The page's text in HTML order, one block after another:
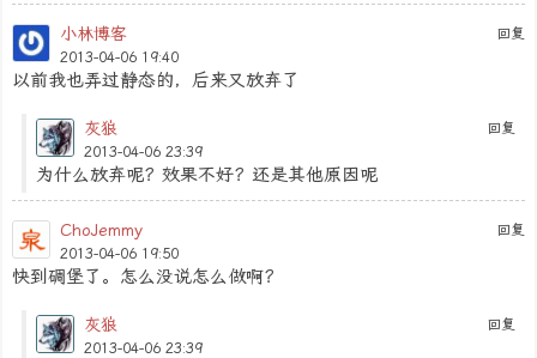
回复
小林博客
2013-04-06 19:40
以前我也弄过静态的，后来又放弃了
回复
灰狼
2013-04-06 23:39
为什么放弃呢？效果不好？还是其他原因呢
回复
ChoJemmy
2013-04-06 19:50
快到碉堡了。怎么没说怎么做啊？
回复
灰狼
2013-04-06 23:39